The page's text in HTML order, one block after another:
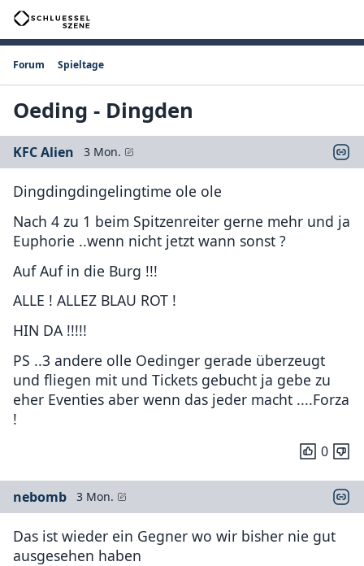
Forum Spieltage
Oeding - Dingden
KFC Alien 3 Mon.
Dingdingdingelingtime ole ole
Nach 4 zu 1 beim Spitzenreiter gerne mehr und ja
Euphorie ..wenn nicht jetzt wann sonst ?
Auf Auf in die Burg !!!
ALLE ! ALLEZ BLAU ROT !
HIN DA !!!!!
PS ..3 andere olle Oedinger gerade überzeugt
und fliegen mit und Tickets gebucht ja gebe zu
eher Eventies aber wenn das jeder macht ....Forza
!
0
nebomb 3 Mon.
Das ist wieder ein Gegner wo wir bisher nie gut
ausgesehen haben